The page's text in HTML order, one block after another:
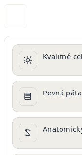
Kvalitné
Pevná